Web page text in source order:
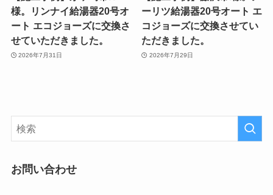
様。リンナイ給湯器20号オ
ート エコジョーズに交換さ
せていただきました。
2026年7月31日
ーリツ給湯器20号オート エ
コジョーズに交換させてい
ただきました。
2026年7月29日
お問い合わせ